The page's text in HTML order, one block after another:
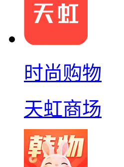
时尚购物
天虹商场